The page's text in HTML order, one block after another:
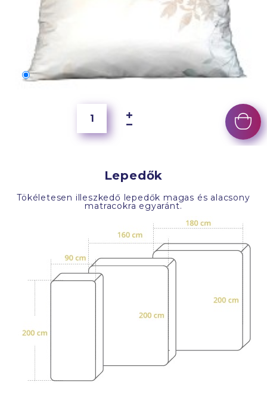
70x50 cm
Lepedők
Tökéletesen illeszkedő lepedők magas és alacsony
matracokra egyaránt.